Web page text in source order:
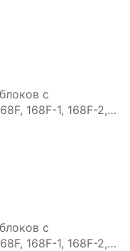
с
168F-1, 168F-2,
с
168F-1, 168F-2,